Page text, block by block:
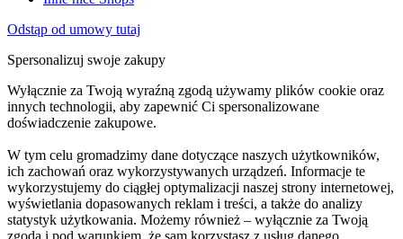
Odstąp od umowy tutaj
Spersonalizuj swoje zakupy
Wyłącznie za Twoją wyraźną zgodą używamy plików cookie oraz
innych technologii, aby zapewnić Ci spersonalizowane
doświadczenie zakupowe.
W tym celu gromadzimy dane dotyczące naszych użytkowników,
ich zachowań oraz wykorzystywanych urządzeń. Informacje te
wykorzystujemy do ciągłej optymalizacji naszej strony internetowej,
wyświetlania dopasowanych reklam i treści, a także do analizy
statystyk użytkowania. Możemy również – wyłącznie za Twoją